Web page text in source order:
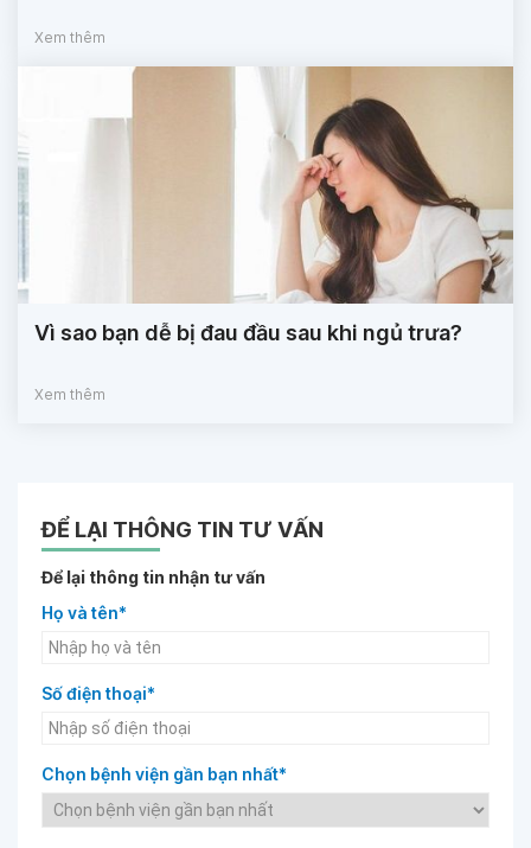
Xem thêm
Vì sao bạn dễ bị đau đầu sau khi ngủ trưa?
Xem thêm
ĐỂ LẠI THÔNG TIN TƯ VẤN
Để lại thông tin nhận tư vấn
Họ và tên*
Số điện thoại*
Chọn bệnh viện gần bạn nhất*